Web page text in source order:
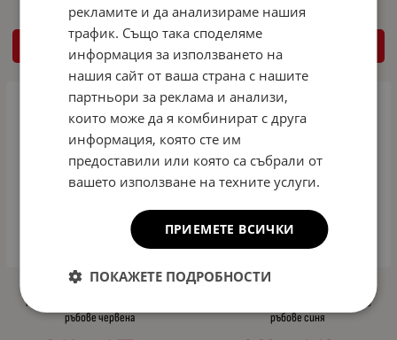
КУПИ
Предпазна декоративна лайсна
протектор за врата врати авто
ръбове червена
протектор за врата врати авто
ръбове синя
рекламите и да анализираме нашия
трафик. Също така споделяме
информация за използването на
нашия сайт от ваша страна с нашите
партньори за реклама и анализи,
които може да я комбинират с друга
информация, която сте им
предоставили или която са събрали от
вашето използване на техните услуги.
ПРИЕМЕТЕ ВСИЧКИ
ПОКАЖЕТЕ ПОДРОБНОСТИ